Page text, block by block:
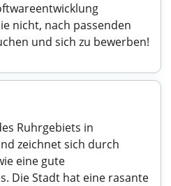
nicht, nach passenden
und sich zu bewerben!
Ruhrgebiets in
zeichnet sich durch
eine gute
Die Stadt hat eine rasante